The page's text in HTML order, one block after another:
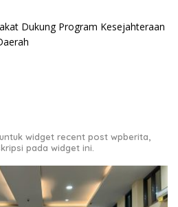
Dukung Program Kesejahteraan
widget recent post wpberita,
pada widget ini.